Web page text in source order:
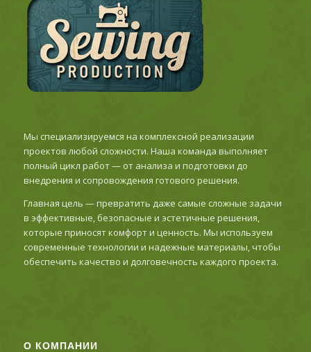
Мы специализируемся на комплексной реализации
проектов любой сложности. Наша команда выполняет
полный цикл работ — от анализа и подготовки до
внедрения и сопровождения готового решения.
Главная цель — превратить даже самые сложные задачи
в эффективные, безопасные и эстетичные решения,
которые приносят комфорт и ценность. Мы используем
современные технологии и надежные материалы, чтобы
обеспечить качество и долговечность каждого проекта.
О КОМПАНИИ